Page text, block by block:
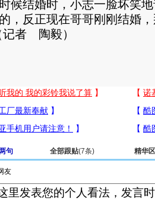
候结婚时，小志一脸坏笑
，反正现在哥哥刚刚结婚
记者 陶毅）
句 全部跟贴(7条) 精华区